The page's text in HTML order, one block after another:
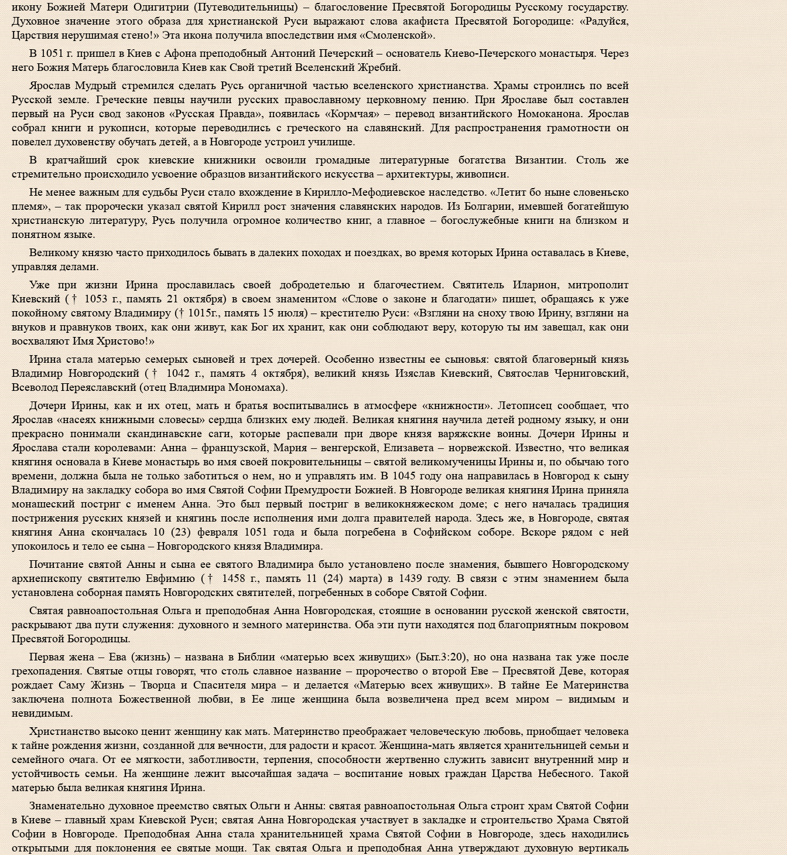
икону Божией Матери Одигитрии (Путеводительницы) – благословение Пресвятой Богородицы Русскому государству.
Духовное значение этого образа для христианской Руси выражают слова акафиста Пресвятой Богородице: «Радуйся,
Царствия нерушимая стено!» Эта икона получила впоследствии имя «Смоленской».
В 1051 г. пришел в Киев с Афона преподобный Антоний Печерский – основатель Киево-Печерского монастыря. Через
него Божия Матерь благословила Киев как Свой третий Вселенский Жребий.
Ярослав Мудрый стремился сделать Русь органичной частью вселенского христианства. Храмы строились по всей
Русской земле. Греческие певцы научили русских православному церковному пению. При Ярославе был составлен
первый на Руси свод законов «Русская Правда», появилась «Кормчая» – перевод византийского Номоканона. Ярослав
собрал книги и рукописи, которые переводились с греческого на славянский. Для распространения грамотности он
повелел духовенству обучать детей, а в Новгороде устроил училище.
В кратчайший срок киевские книжники освоили громадные литературные богатства Византии. Столь же
стремительно происходило усвоение образцов византийского искусства – архитектуры, живописи.
Не менее важным для судьбы Руси стало вхождение в Кирилло-Мефодиевское наследство. «Летит бо ныне словеньско
племя», – так пророчески указал святой Кирилл рост значения славянских народов. Из Болгарии, имевшей богатейшую
христианскую литературу, Русь получила огромное количество книг, а главное – богослужебные книги на близком и
понятном языке.
Великому князю часто приходилось бывать в далеких походах и поездках, во время которых Ирина оставалась в Киеве,
управляя делами.
Уже при жизни Ирина прославилась своей добродетелью и благочестием. Святитель
Иларион, митрополит
Киевский († 1053 г., память 21 октября) в своем знаменитом «Слове о законе и благодати» пишет, обращаясь к уже
покойному святому Владимиру († 1015г., память 15 июля) – крестителю Руси: «Взгляни на сноху твою Ирину, взгляни на
внуков и правнуков твоих, как они живут, как Бог их хранит, как они соблюдают веру, которую ты им завещал, как они
восхваляют Имя Христово!»
Ирина стала матерью семерых сыновей и трех дочерей. Особенно известны ее сыновья: святой благоверный князь
Владимир Новгородский († 1042 г., память 4 октября), великий князь Изяслав Киевский, Святослав Черниговский,
Всеволод Переяславский (отец Владимира Мономаха).
Дочери Ирины, как и их отец, мать и братья воспитывались в атмосфере «книжности». Летописец сообщает, что
Ярослав «насеях книжными словесы» сердца близких ему людей. Великая княгиня научила детей родному языку, и они
прекрасно понимали скандинавские саги, которые распевали при дворе князя варяжские воины. Дочери Ирины и
Ярослава стали королевами: Анна – французской, Мария – венгерской, Елизавета – норвежской. Известно, что великая
княгиня основала в Киеве монастырь во имя своей покровительницы – святой великомученицы Ирины и, по обычаю того
времени, должна была не только заботиться о нем, но и управлять им. В 1045 году она направилась в Новгород к сыну
Владимиру на закладку собора во имя Святой Софии Премудрости Божией. В Новгороде великая княгиня Ирина приняла
монашеский постриг с именем Анна. Это был первый постриг в великокняжеском доме; с него началась традиция
пострижения русских князей и княгинь после исполнения ими долга правителей народа. Здесь же, в Новгороде, святая
княгиня Анна скончалась 10 (23) февраля 1051 года и была погребена в Софийском соборе. Вскоре рядом с ней
упокоилось и тело ее сына – Новгородского князя Владимира.
Почитание святой Анны и сына ее святого Владимира было установлено после знамения, бывшего Новгородскому
архиепископу святителю Евфимию († 1458 г., память 11 (24) марта) в 1439 году. В связи с этим знамением была
установлена соборная память Новгородских святителей, погребенных в соборе Святой Софии.
Святая равноапостольная Ольга и преподобная Анна Новгородская, стоящие в основании русской женской святости,
раскрывают два пути служения: духовного и земного материнства. Оба эти пути находятся под благоприятным покровом
Пресвятой Богородицы.
Первая жена – Ева (жизнь) – названа в Библии «матерью всех живущих» (Быт.3:20), но она названа так уже после
грехопадения. Святые отцы говорят, что столь славное название – пророчество о второй Еве – Пресвятой Деве, которая
рождает Саму Жизнь – Творца и Спасителя мира – и делается «Матерью всех живущих». В тайне Ее Материнства
заключена полнота Божественной любви, в Ее лице женщина была возвеличена пред всем миром – видимым и
невидимым.
Христианство высоко ценит женщину как мать. Материнство преображает человеческую любовь, приобщает человека
к тайне рождения жизни, созданной для вечности, для радости и красот. Женщина-мать является хранительницей семьи и
семейного очага. От ее мягкости, заботливости, терпения, способности жертвенно служить зависит внутренний мир и
устойчивость семьи. На женщине лежит высочайшая задача – воспитание новых граждан Царства Небесного. Такой
матерью была великая княгиня Ирина.
Знаменательно духовное преемство святых Ольги и Анны: святая равноапостольная Ольга строит храм Святой Софии
в Киеве – главный храм Киевской Руси; святая Анна Новгородская участвует в закладке и строительство Храма Святой
Софии в Новгороде. Преподобная Анна стала хранительницей храма Святой Софии в Новгороде, здесь находились
открытыми для поклонения ее святые мощи. Так святая Ольга и преподобная Анна утверждают духовную вертикаль